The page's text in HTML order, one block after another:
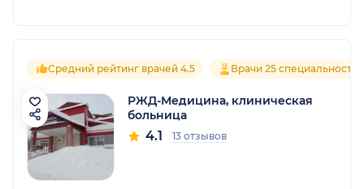
Средний рейтинг врачей 4.5 Врачи 25 специальностей
РЖД-Медицина, клиническая
больница
4.1 13 отзывов